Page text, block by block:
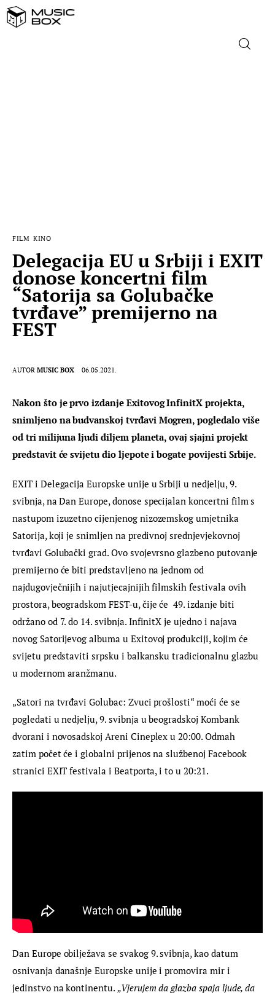
FILM KINO
Delegacija EU u Srbiji i EXIT
donose koncertni film
“Satorija sa Golubačke
tvrđave” premijerno na
FEST
AUTOR MUSIC BOX 06.05.2021.
Nakon što je prvo izdanje Exitovog InfinitX projekta,
snimljeno na budvanskoj tvrđavi Mogren, pogledalo više
od tri milijuna ljudi diljem planeta, ovaj sjajni projekt
predstavit će svijetu dio ljepote i bogate povijesti Srbije.
EXIT i Delegacija Europske unije u Srbiji u nedjelju, 9.
svibnja, na Dan Europe, donose specijalan koncertni film s
nastupom izuzetno cijenjenog nizozemskog umjetnika
Satorija, koji je snimljen na predivnoj srednjevjekovnoj
tvrđavi Golubački grad. Ovo svojevrsno glazbeno putovanje
premijerno će biti predstavljeno na jednom od
najdugovječnijih i najutjecajnijih filmskih festivala ovih
prostora, beogradskom FEST-u, čije će  49. izdanje biti
održano od 7. do 14. svibnja. InfinitX je ujedno i najava
novog Satorijevog albuma u Exitovoj produkciji, kojim će
svijetu predstaviti srpsku i balkansku tradicionalnu glazbu
u modernom aranžmanu.
„Satori na tvrđavi Golubac: Zvuci prošlosti“ moći će se
pogledati u nedjelju, 9. svibnja u beogradskoj Kombank
dvorani i novosadskoj Areni Cineplex u 20:00. Odmah
zatim počet će i globalni prijenos na službenoj Facebook
stranici EXIT festivala i Beatporta, i to u 20:21.
Dan Europe obilježava se svakog 9. svibnja, kao datum
osnivanja današnje Europske unije i promovira mir i
jedinstvo na kontinentu. „Vjerujem da glazba spaja ljude, da